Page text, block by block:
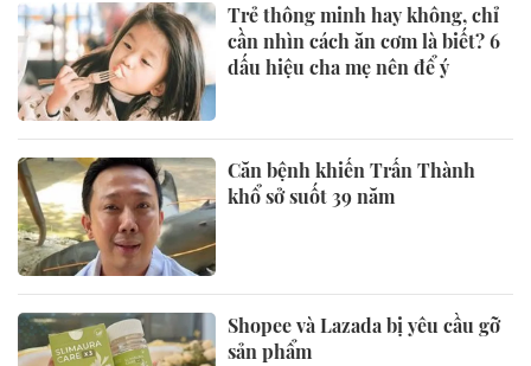
Trẻ thông minh hay không, chỉ
cần nhìn cách ăn cơm là biết? 6
dấu hiệu cha mẹ nên để ý
Căn bệnh khiến Trấn Thành
khổ sở suốt 39 năm
Shopee và Lazada bị yêu cầu gỡ
sản phẩm